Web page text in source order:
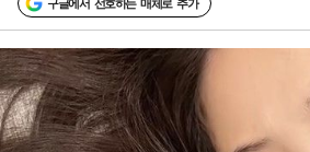
구글에서 선호하는 매체로 추가